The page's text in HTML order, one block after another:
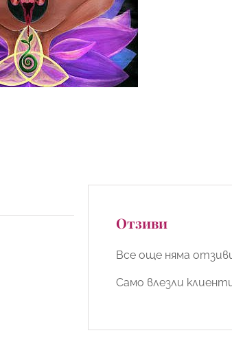
Отзиви
Все още няма
Само влезли